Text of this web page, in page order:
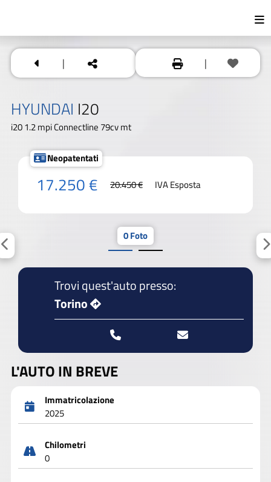
| |
HYUNDAI I20
i20 1.2 mpi Connectline 79cv mt
Neopatentati
17.250 € 20.450 € IVA Esposta
0 Foto
Trovi quest'auto presso:
Torino
L'AUTO IN BREVE
Immatricolazione
2025
Chilometri
0